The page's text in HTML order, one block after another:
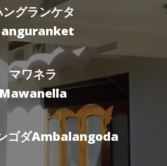
グランケタ
マワネラ
Mawanella
ゴダAmbalangoda